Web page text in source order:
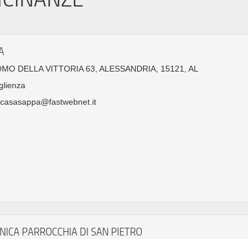
DELLA VITTORIA 63, ALESSANDRIA, 15121, AL
PARROCCHIA DI SAN PIETRO